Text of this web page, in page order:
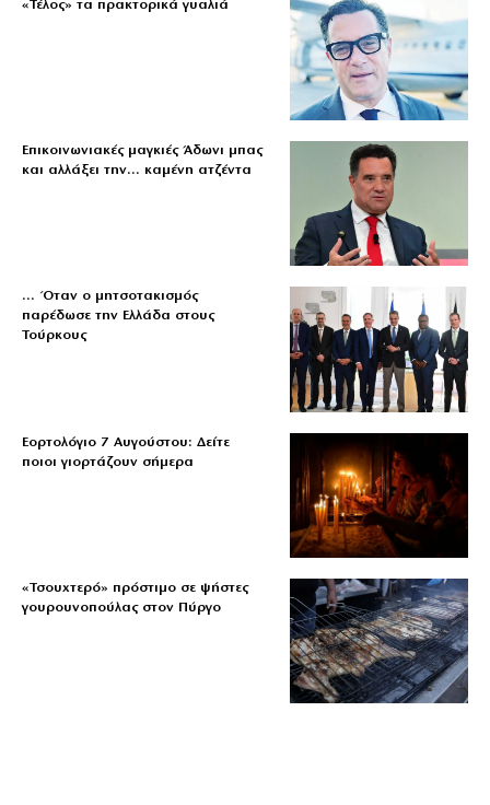
«Τέλος» τα πρακτορικά γυαλιά
Επικοινωνιακές μαγκιές Άδωνι μπας
και αλλάξει την… καμένη ατζέντα
… Όταν ο μητσοτακισμός
παρέδωσε την Ελλάδα στους
Τούρκους
Εορτολόγιο 7 Αυγούστου: Δείτε
ποιοι γιορτάζουν σήμερα
«Τσουχτερό» πρόστιμο σε ψήστες
γουρουνοπούλας στον Πύργο